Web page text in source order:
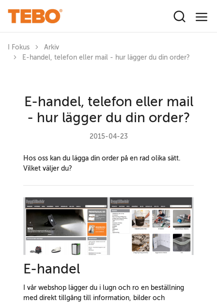
I Fokus
Arkiv
E-handel, telefon eller mail - hur lägger du din order?
E-handel, telefon eller mail
- hur lägger du din order?
2015-04-23
Hos oss kan du lägga din order på en rad olika sätt.
Vilket väljer du?
E-handel
I vår webshop lägger du i lugn och ro en beställning
med direkt tillgång till information, bilder och